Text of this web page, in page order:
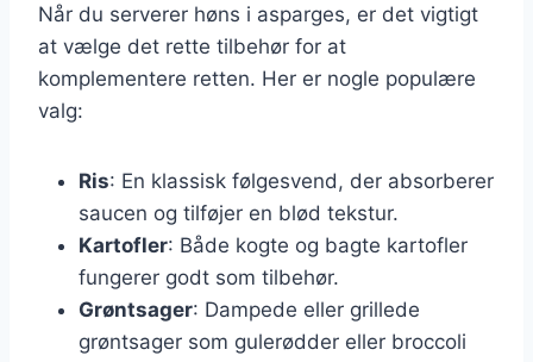
Når du serverer høns i asparges, er det vigtigt
at vælge det rette tilbehør for at
komplementere retten. Her er nogle populære
valg:
Ris: En klassisk følgesvend, der absorberer
saucen og tilføjer en blød tekstur.
Kartofler: Både kogte og bagte kartofler
fungerer godt som tilbehør.
Grøntsager: Dampede eller grillede
grøntsager som gulerødder eller broccoli